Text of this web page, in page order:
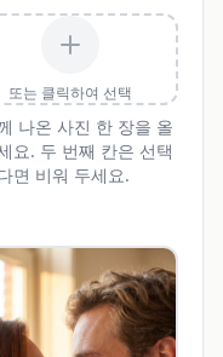
또는 클릭하여 선택
나온 사진 한 장을 올
요. 두 번째 칸은 선택
면 비워 두세요.